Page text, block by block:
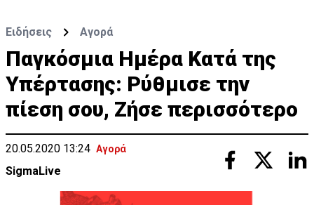
Ειδήσεις Αγορά
Παγκόσμια Ημέρα Κατά της
Υπέρτασης: Ρύθμισε την
πίεση σου, Ζήσε περισσότερο
20.05.2020 13:24 Αγορά
SigmaLive